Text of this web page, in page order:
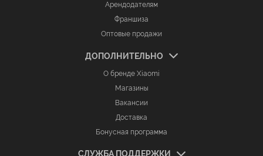
Арендодателям
Франшиза
Оптовые продажи
ДОПОЛНИТЕЛЬНО
О бренде Xiaomi
Магазины
Вакансии
Доставка
Бонусная программа
СЛУЖБА ПОДДЕРЖКИ